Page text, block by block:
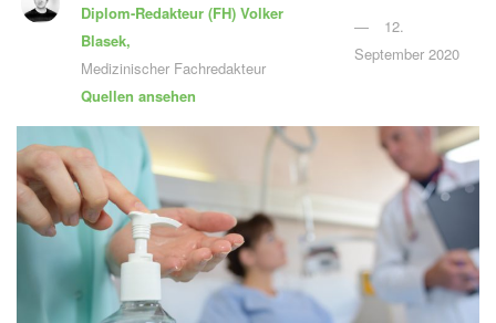
Diplom-Redakteur (FH) Volker
Blasek,
Medizinischer Fachredakteur
Quellen ansehen
12.
September 2020